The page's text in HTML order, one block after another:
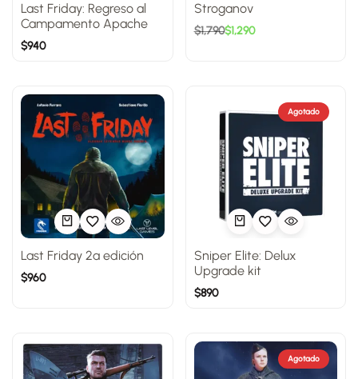
Last Friday: Regreso al
Campamento Apache
$940
Stroganov
$1,790$1,290
Last Friday 2ª edición
$960
Agotado
Sniper Elite: Delux
Upgrade kit
$890
Agotado